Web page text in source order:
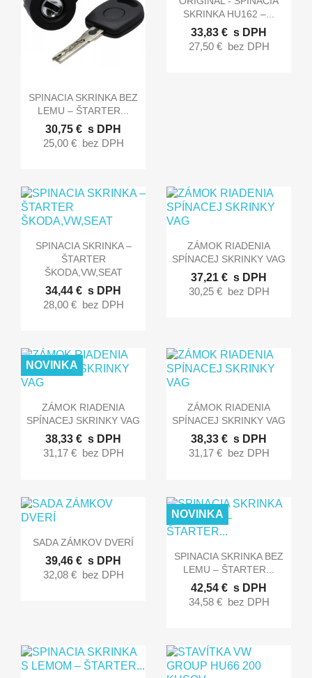
 Rýchly náhľad
SPINACIA SKRINKA BEZ
LEMU – ŠTARTER...
30,75 € s DPH
25,00 € bez DPH
SKRINKA HU162 –...
33,83 € s DPH
27,50 € bez DPH
 Rýchly náhľad
SPINACIA SKRINKA –
ŠTARTER
ŠKODA,VW,SEAT
34,44 € s DPH
28,00 € bez DPH
 Rýchly náhľad
ZÁMOK RIADENIA
SPÍNACEJ SKRINKY VAG
37,21 € s DPH
30,25 € bez DPH
 Rýchly náhľad
ZÁMOK RIADENIA
SPÍNACEJ SKRINKY VAG
38,33 € s DPH
31,17 € bez DPH
NOVINKA
 Rýchly náhľad
ZÁMOK RIADENIA
SPÍNACEJ SKRINKY VAG
38,33 € s DPH
31,17 € bez DPH
 Rýchly náhľad
SADA ZÁMKOV DVERÍ
39,46 € s DPH
32,08 € bez DPH
 Rýchly náhľad
SPINACIA SKRINKA BEZ
LEMU – ŠTARTER...
42,54 € s DPH
34,58 € bez DPH
NOVINKA